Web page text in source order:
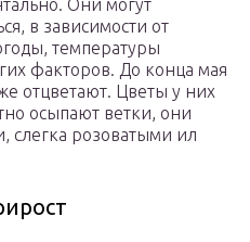
Они могут
в зависимости от
температуры
факторов. До конца мая
отцветают. Цветы у них
осыпают ветки, они
слегка розоватыми ил